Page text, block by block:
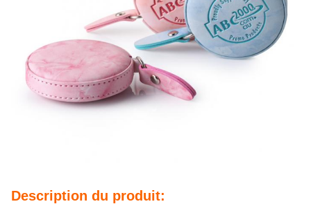
Description du produit: